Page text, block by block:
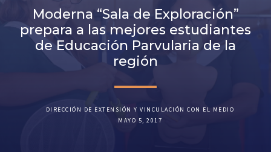
Moderna “Sala de Exploración”
prepara a las mejores estudiantes
de Educación Parvularia de la
región
DIRECCIÓN DE EXTENSIÓN Y VINCULACIÓN CON EL MEDIO
MAYO 5, 2017